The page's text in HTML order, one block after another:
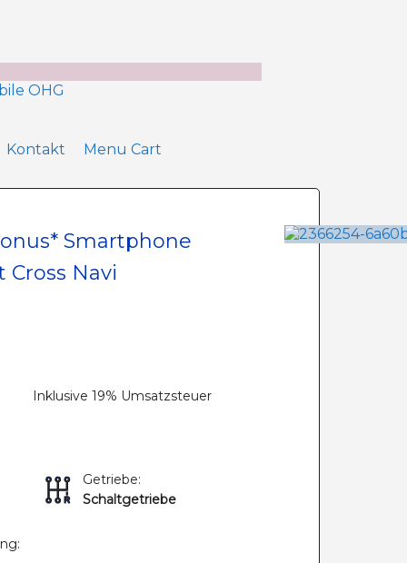
Kontakt Menu Cart
Smartphone
Navi
Inklusive 19% Umsatzsteuer
Getriebe:
Schaltgetriebe